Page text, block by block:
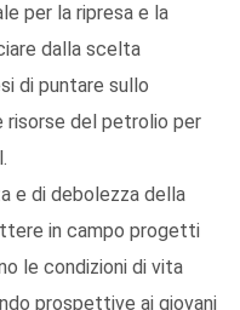
per la ripresa e la
dalla scelta
di puntare sullo
risorse del petrolio per
e di debolezza della
in campo progetti
le condizioni di vita
prospettive ai giovani